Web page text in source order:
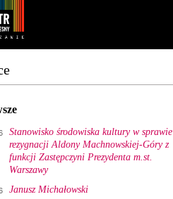
Stanowisko środowiska kultury w sprawie
rezygnacji Aldony Machnowskiej-Góry z
funkcji Zastępczyni Prezydenta m.st.
Warszawy
Janusz Michałowski